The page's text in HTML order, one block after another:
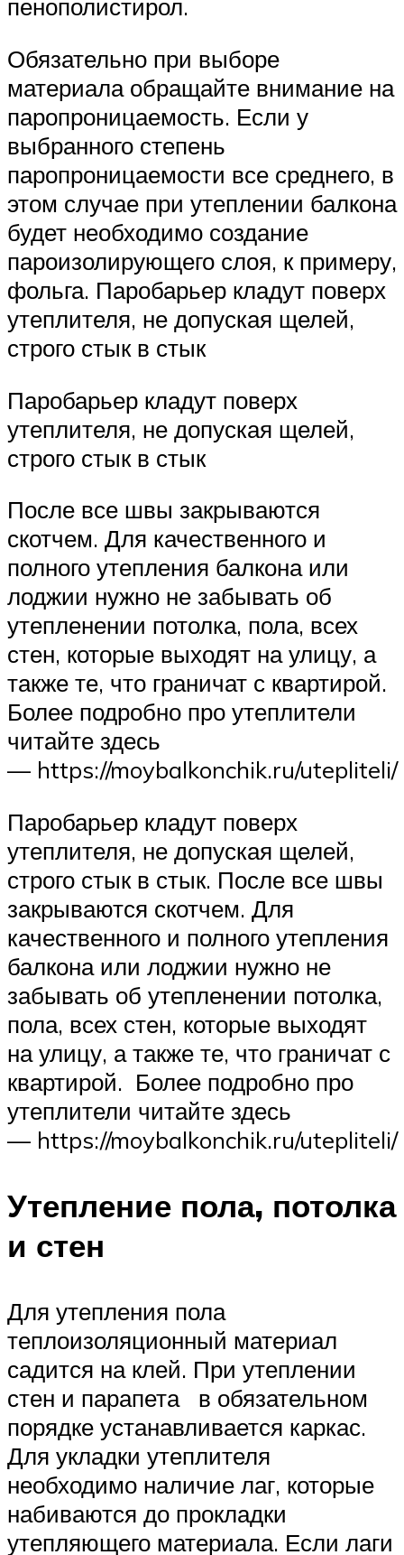
пенополистирол.
Обязательно при выборе
материала обращайте внимание на
паропроницаемость. Если у
выбранного степень
паропроницаемости все среднего, в
этом случае при утеплении балкона
будет необходимо создание
пароизолирующего слоя, к примеру,
фольга. Паробарьер кладут поверх
утеплителя, не допуская щелей,
строго стык в стык
Паробарьер кладут поверх
утеплителя, не допуская щелей,
строго стык в стык
После все швы закрываются
скотчем. Для качественного и
полного утепления балкона или
лоджии нужно не забывать об
утепленении потолка, пола, всех
стен, которые выходят на улицу, а
также те, что граничат с квартирой.
Более подробно про утеплители
читайте здесь
— https://moybalkonchik.ru/utepliteli/
Паробарьер кладут поверх
утеплителя, не допуская щелей,
строго стык в стык. После все швы
закрываются скотчем. Для
качественного и полного утепления
балкона или лоджии нужно не
забывать об утепленении потолка,
пола, всех стен, которые выходят
на улицу, а также те, что граничат с
квартирой. Более подробно про
утеплители читайте здесь
— https://moybalkonchik.ru/utepliteli/
Утепление пола, потолка
и стен
Для утепления пола
теплоизоляционный материал
садится на клей. При утеплении
стен и парапета в обязательном
порядке устанавливается каркас.
Для укладки утеплителя
необходимо наличие лаг, которые
набиваются до прокладки
утепляющего материала. Если лаги